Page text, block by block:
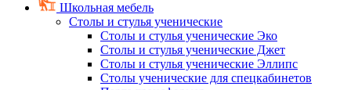
Школьная мебель
Столы и стулья ученические
Столы и стулья ученические Эко
Столы и стулья ученические Джет
Столы и стулья ученические Эллипс
Столы ученические для спецкабинетов